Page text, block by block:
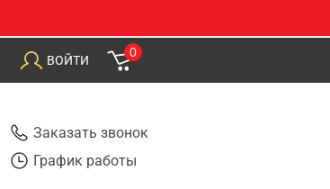
ВОЙТИ
0
Заказать звонок
График работы